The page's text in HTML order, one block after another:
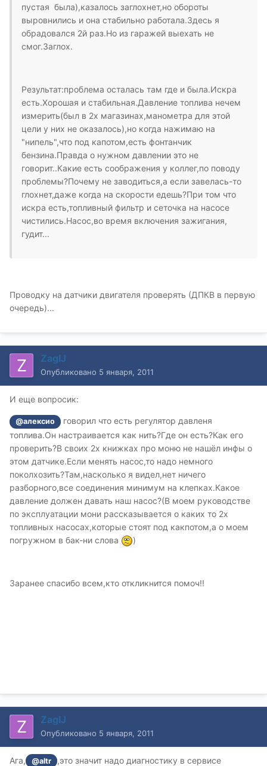
пустая была),казалось заглохнет,но обороты
выровнились и она стабильно работала.Здесь я
обрадовался 2й раз.Но из гаражей выехать не
смог.Заглох.
Результат:проблема осталась там где и была.Искра
есть.Хорошая и стабильная.Давление топлива нечем
измерить(был в 2х магазинах,манометра для этой
цели у них не оказалось),но когда нажимаю на
"нипель",что под капотом,есть фонтанчик
бензина.Правда о нужном давлении это не
говорит..Какие есть соображения у коллег,по поводу
проблемы?Почему не заводиться,а если завелась-то
глохнет,даже когда на скорости едешь?При том что
искра есть,топливный фильтр и сеточка на насосе
чистились.Насос,во время включения зажигания,
гудит...
Проводку на датчики двигателя проверять (ДПКВ в первую
очередь)...
ZagIJ
Опубликовано 5 января, 2011
И еще вопросик:
@алексио
говорил что есть регулятор давленя
топлива.Он настраивается как нить?Где он есть?Как его
проверить?В своих 2х книжках про моню не нашёл инфы о
этом датчике.Если менять насос,то надо немного
поколхозить?Там,насколько я видел,нет ничего
разборного,все соединения минимум на клепках.Какое
давление должен давать наш насос?(В моем руководстве
по эксплуатации мони рассказывается о каких то 2х
топливных насосах,которые стоят под какпотом,а о моем
погружном в бак-ни слова
)
Заранее спасибо всем,кто откликнится помоч!!
ZagIJ
Опубликовано 5 января, 2011
Ага, @altr
,это значит надо диагностику в сервисе